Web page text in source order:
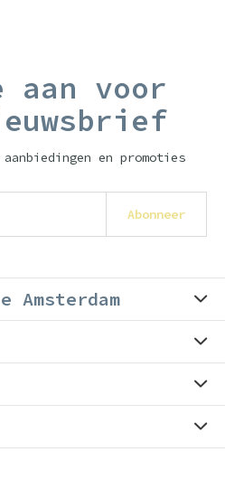
aan voor
en promoties
Abonneer
Amsterdam